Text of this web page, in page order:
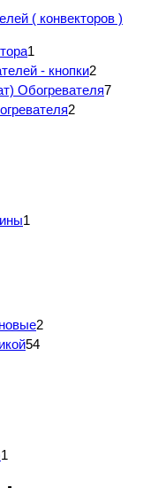
( конвекторов )
1
- кнопки2
Обогревателя7
2
1
2
54
1